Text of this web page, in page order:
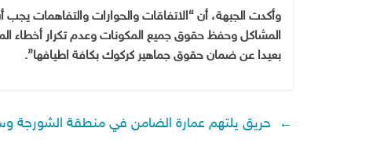
وأكدت الجبهة، أن “الاتفاقات والحوارات والتفاهمات
المشاكل وحفظ حقوق جميع المكونات وعدم تكرار أخطاء
بعيدا عن ضمان حقوق جماهير كركوك بكافة اطيافها”.
← حريق يلتهم عمارة الضامن في منطقة الشورجة